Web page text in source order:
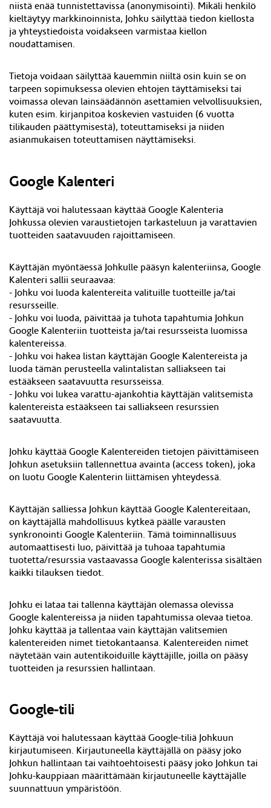
niistä enää tunnistettavissa (anonymisointi). Mikäli henkilö
kieltäytyy markkinoinnista, Johku säilyttää tiedon kiellosta
ja yhteystiedoista voidakseen varmistaa kiellon
noudattamisen.
Tietoja voidaan säilyttää kauemmin niiltä osin kuin se on
tarpeen sopimuksessa olevien ehtojen täyttämiseksi tai
voimassa olevan lainsäädännön asettamien velvollisuuksien,
kuten esim. kirjanpitoa koskevien vastuiden (6 vuotta
tilikauden päättymisestä), toteuttamiseksi ja niiden
asianmukaisen toteuttamisen näyttämiseksi.
Google Kalenteri
Käyttäjä voi halutessaan käyttää Google Kalenteria
Johkussa olevien varaustietojen tarkasteluun ja varattavien
tuotteiden saatavuuden rajoittamiseen.
Käyttäjän myöntäessä Johkulle pääsyn kalenteriinsa, Google
Kalenteri sallii seuraavaa:
- Johku voi luoda kalentereita valituille tuotteille ja/tai
resursseille.
- Johku voi luoda, päivittää ja tuhota tapahtumia Johkun
Google Kalenteriin tuotteista ja/tai resursseista luomissa
kalentereissa.
- Johku voi hakea listan käyttäjän Google Kalentereista ja
luoda tämän perusteella valintalistan salliakseen tai
estääkseen saatavuutta resursseissa.
- Johku voi lukea varattu-ajankohtia käyttäjän valitsemista
kalentereista estääkseen tai salliakseen resurssien
saatavuutta.
Johku käyttää Google Kalentereiden tietojen päivittämiseen
Johkun asetuksiin tallennettua avainta (access token), joka
on luotu Google Kalenterin liittämisen yhteydessä.
Käyttäjän salliessa Johkun käyttää Google Kalentereitaan,
on käyttäjällä mahdollisuus kytkeä päälle varausten
synkronointi Google Kalenteriin. Tämä toiminnallisuus
automaattisesti luo, päivittää ja tuhoaa tapahtumia
tuotetta/resurssia vastaavassa Google kalenterissa sisältäen
kaikki tilauksen tiedot.
Johku ei lataa tai tallenna käyttäjän olemassa olevissa
Google kalentereissa ja niiden tapahtumissa olevaa tietoa.
Johku käyttää ja tallentaa vain käyttäjän valitsemien
kalentereiden nimet tietokantaansa. Kalentereiden nimet
näytetään vain autentikoiduille käyttäjille, joilla on pääsy
tuotteiden ja resurssien hallintaan.
Google-tili
Käyttäjä voi halutessaan käyttää Google-tiliä Johkuun
kirjautumiseen. Kirjautuneella käyttäjällä on pääsy joko
Johkun hallintaan tai vaihtoehtoisesti pääsy joko Johkun tai
Johku-kauppiaan määrittämään kirjautuneelle käyttäjälle
suunnattuun ympäristöön.